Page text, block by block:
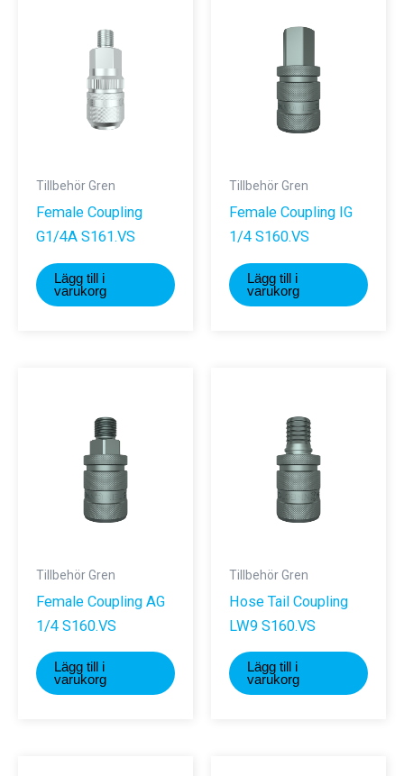
Tillbehör Gren
Female Coupling
G1/4A S161.VS
Lägg till i
varukorg
Tillbehör Gren
Female Coupling IG
1/4 S160.VS
Lägg till i
varukorg
Tillbehör Gren
Female Coupling AG
1/4 S160.VS
Lägg till i
varukorg
Tillbehör Gren
Hose Tail Coupling
LW9 S160.VS
Lägg till i
varukorg